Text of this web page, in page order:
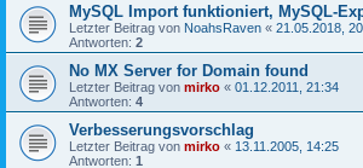
MySQL Import funktioniert, MySQL-
Letzter Beitrag von NoahsRaven « 21.05.2018,
Antworten: 2
No MX Server for Domain found
Letzter Beitrag von mirko « 01.12.2011, 21:34
Antworten: 4
Verbesserungsvorschlag
Letzter Beitrag von mirko « 13.11.2005, 14:25
Antworten: 1